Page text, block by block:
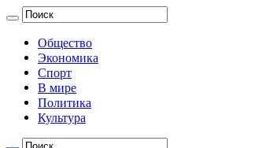
Общество
Экономика
Спорт
В мире
Политика
Культура